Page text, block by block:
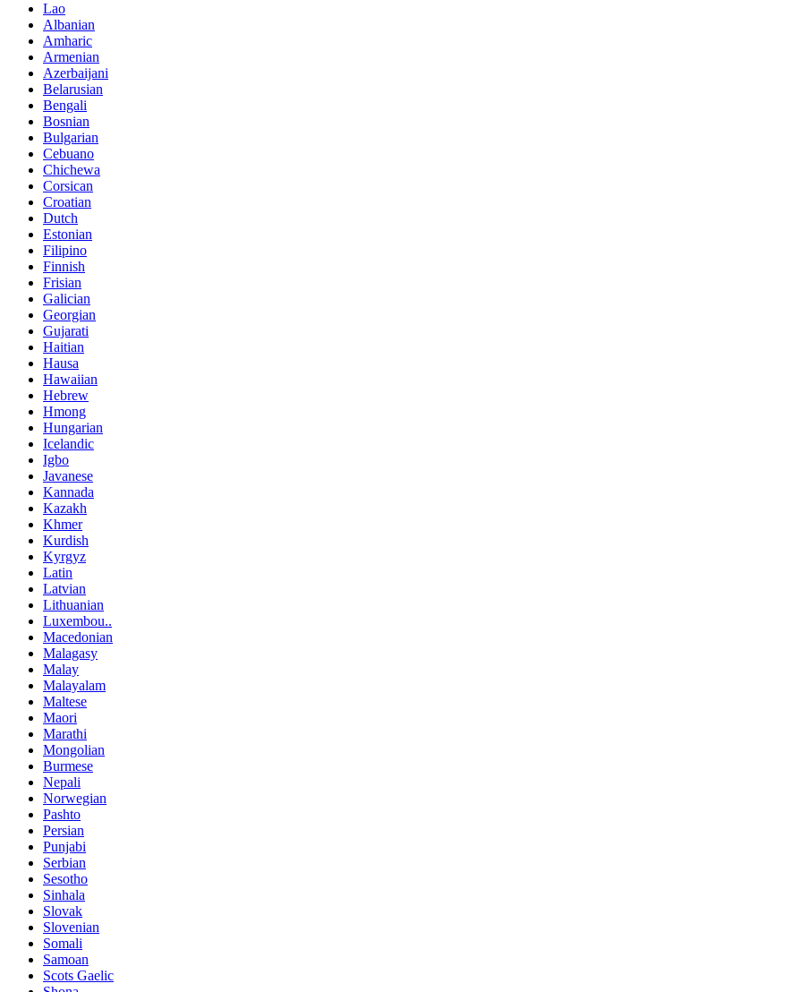
Lao
Albanian
Amharic
Armenian
Azerbaijani
Belarusian
Bengali
Bosnian
Bulgarian
Cebuano
Chichewa
Corsican
Croatian
Dutch
Estonian
Filipino
Finnish
Frisian
Galician
Georgian
Gujarati
Haitian
Hausa
Hawaiian
Hebrew
Hmong
Hungarian
Icelandic
Igbo
Javanese
Kannada
Kazakh
Khmer
Kurdish
Kyrgyz
Latin
Latvian
Lithuanian
Luxembou..
Macedonian
Malagasy
Malay
Malayalam
Maltese
Maori
Marathi
Mongolian
Burmese
Nepali
Norwegian
Pashto
Persian
Punjabi
Serbian
Sesotho
Sinhala
Slovak
Slovenian
Somali
Samoan
Scots Gaelic